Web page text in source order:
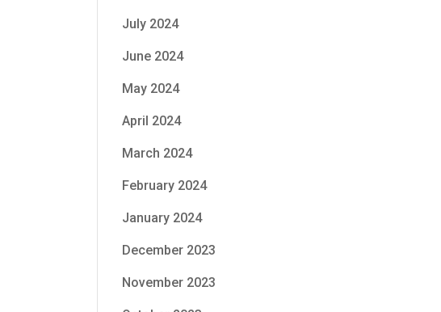
July 2024
June 2024
May 2024
April 2024
March 2024
February 2024
January 2024
December 2023
November 2023